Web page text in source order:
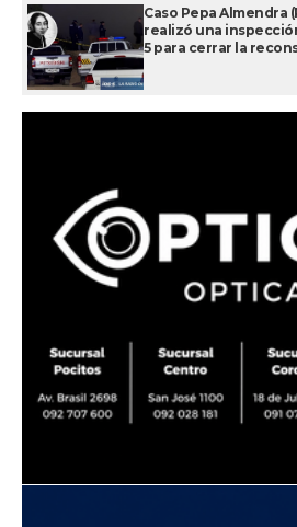
Caso Pepa Almendra
realizó una
5 para cerrar la